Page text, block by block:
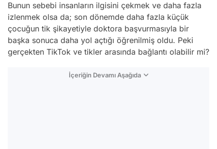
Bunun sebebi insanların ilgisini çekmek ve daha fazla
izlenmek olsa da; son dönemde daha fazla küçük
çocuğun tik şikayetiyle doktora başvurmasıyla bir
başka sonuca daha yol açtığı öğrenilmiş oldu. Peki
gerçekten TikTok ve tikler arasında bağlantı olabilir mi?
İçeriğin Devamı Aşağıda